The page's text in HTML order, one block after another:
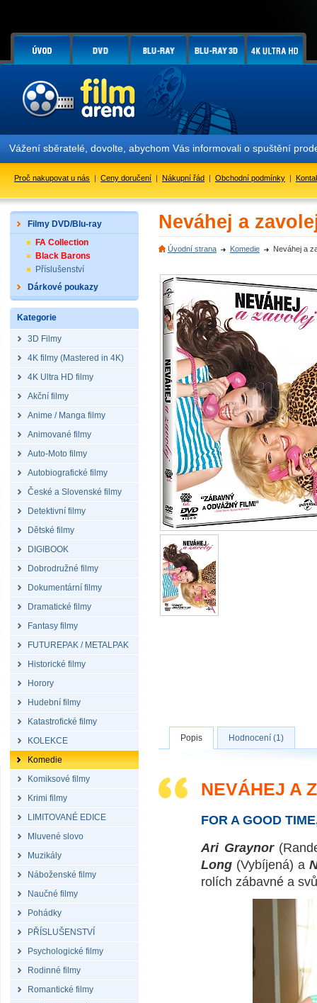
Vážení sběratelé, dovolte, abychom Vás informovali o spuštění
Proč nakupovat u nás | Ceny doručení | Nákupní řád | Obchodní podmínky |
Filmy DVD/Blu-ray
FA Collection
Black Barons
Příslušenství
Dárkové poukazy
Kategorie
3D Filmy
4K filmy (Mastered in 4K)
4K Ultra HD filmy
Akční filmy
Anime / Manga filmy
Animované filmy
Auto-Moto filmy
Autobiografické filmy
České a Slovenské filmy
Detektivní filmy
Dětské filmy
DIGIBOOK
Dobrodružné filmy
Dokumentární filmy
Dramatické filmy
Fantasy filmy
FUTUREPAK / METALPAK
Historické filmy
Horory
Hudební filmy
Katastrofické filmy
KOLEKCE
Komedie
Komiksové filmy
Krimi filmy
LIMITOVANÉ EDICE
Mluvené slovo
Muzikály
Náboženské filmy
Naučné filmy
Pohádky
PŘÍSLUŠENSTVÍ
Psychologické filmy
Rodinné filmy
Romantické filmy
Neváhej a
Úvodní strana Komedie Neváhej a
Popis Hodnocení (1)
NEVÁHEJ A
FOR A GOOD
Ari Graynor
Long (Vybíjená) a
rolích zábavné a